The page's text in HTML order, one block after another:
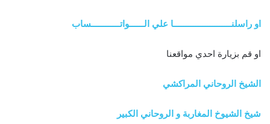
او راسلنــــــــــــــــــــــــا علي الــــــواتــــــــــــساب
او قم بزيارة احدي مواقعنا
الشيخ الروحاني المراكشي
شيخ الشيوخ المغاربة و الروحاني الكبير